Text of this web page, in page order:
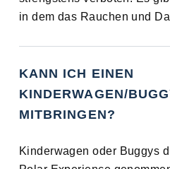
in dem das Rauchen und
KANN ICH EINEN
KINDERWAGEN/
MITBRINGEN?
Kinderwagen oder Buggys